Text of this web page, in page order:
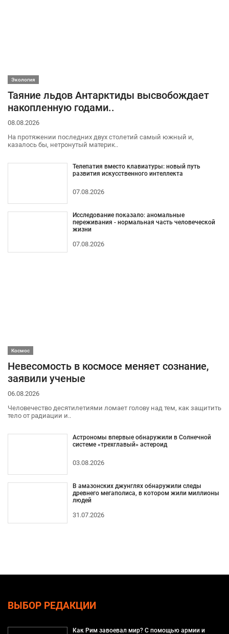
Экология
Таяние льдов Антарктиды высвобождает
накопленную годами..
08.08.2026
На протяжении последних двух столетий самый южный и,
казалось бы, нетронутый материк..
Телепатия вместо клавиатуры: новый путь
развития искусственного интеллекта
07.08.2026
Исследование показало: аномальные
переживания - нормальная часть человеческой
жизни
07.08.2026
Космос
Невесомость в космосе меняет сознание,
заявили ученые
06.08.2026
Человечество десятилетиями ломает голову над тем, как защитить
тело от радиации и..
Астрономы впервые обнаружили в Солнечной
системе «трехглавый» астероид
03.08.2026
В амазонских джунглях обнаружили следы
древнего мегаполиса, в котором жили миллионы
людей
31.07.2026
ВЫБОР РЕДАКЦИИ
Как Рим завоевал мир? С помощью армии и